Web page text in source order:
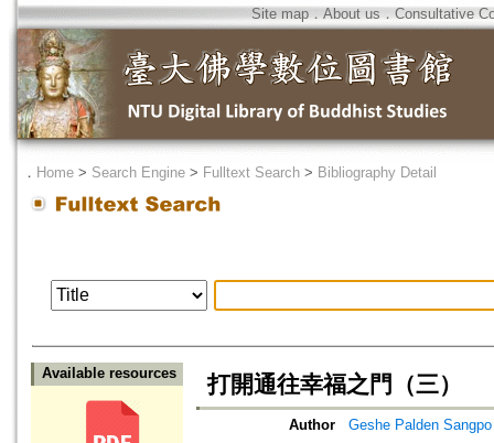
Site map．About us ． Consultative
． Home > Search Engine > Fulltext Search > Bibliography Detail
Available resources 打開通往幸福之門（三）
Author
Geshe Palden Sangpo